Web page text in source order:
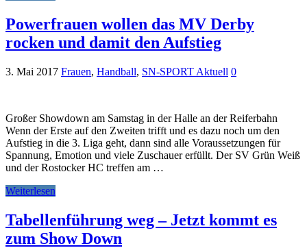
Powerfrauen wollen das MV Derby
rocken und damit den Aufstieg
3. Mai 2017 Frauen, Handball, SN-SPORT Aktuell 0
Großer Showdown am Samstag in der Halle an der Reiferbahn
Wenn der Erste auf den Zweiten trifft und es dazu noch um den
Aufstieg in die 3. Liga geht, dann sind alle Voraussetzungen für
Spannung, Emotion und viele Zuschauer erfüllt. Der SV Grün Weiß
und der Rostocker HC treffen am …
Weiterlesen
Tabellenführung weg – Jetzt kommt es
zum Show Down